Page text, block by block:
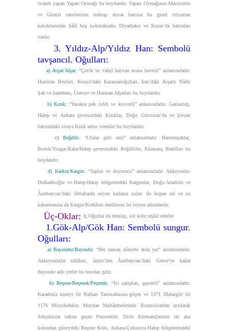
ticareti yapan Yaparı Oymağı bu boydandır. Yaparı Oymağının Akkoyunlu
ve Giraylı camilerinin mihrap duvar harcına bu güzel ıtriyattan
kattıklarından hâlâ hoş kokmaktadır. Diyarbakır ve Kırım’da hatıraları
vardır.
3. Yıldız-Alp/Yıldız Han: Sembolü
tavşancıl. Oğulları:
a) Avşar/Afşar: “Çevik ve vahşî hayvan avına hevesli”anlamındadır.
Hazistan Beyleri, Konya’daki Karamanoğulları, İran’daki Avşarlı Nâdir
Şah ve hanedanı, Ürmiye ve Horasan Afşarları bu boydandır.
b) Kızık: “Yasakta pek ciddi ve kuvvetli”anlamındadır. Gaziantep,
Halep ve Ankara çevresindeki Kızıklar, Doğu Gürcistan’da ve Şirvan
batısındaki ovaya Kızık adını verenler bu boydandır.
c) Beğdili:
“Ulular gibi aziz”anlamındadır. Harezmşahlar,
Bozok/Yozgat-Raka/Halep çevresindeki Beğdililer, Kürmanç Badılları bu
boydandır.
d) Karkın/Kargın: “Taşkın ve doyurucu”anlamındadır. Akkoyunlu-
Dulkadiroğlu ve Halep-Hatay bölgesindeki Kargunlar, Doğu Anadolu ve
Âzerbaycan’daki ilkbaharda eriyen karların suları ile kopan sel ve su
kabarmasına da Kargın/Korkhun denilmesi bu boyun adındandır.
Üç-Oklar: İç Oğuzlar da denilip, sol kolu teşkil ederler.
1.Gök-Alp/Gök Han: Sembolü sungur.
Oğulları:
a) Bayundur/Bayındır:“Her zaman nîmetle dolu yer” anlamındadır.
Akkoyunlular sülâlesi, İzmir’den Âzerbaycan’daki Gence’ye kadar
Bayındır adlı yerler bu boydan gelir.
b) Beçene/Beçenek/Peçenek:
“İyi çalışkan, gayretli” anlamındadır.
Karadeniz kuzeyi ile Balkan Yarımadasına göçen ve 1071 Malazgirt ile
1176 Miryokefalon Meydan Muhârebelerinde Bizanslılardan ayrılarak
Selçuklular safına geçen Peçenekler, Dicle Kürmançlarının iki ana
kolundan güneydeki Beçene Kolu, Ankara-Çukurova Halep bölgelerindeki